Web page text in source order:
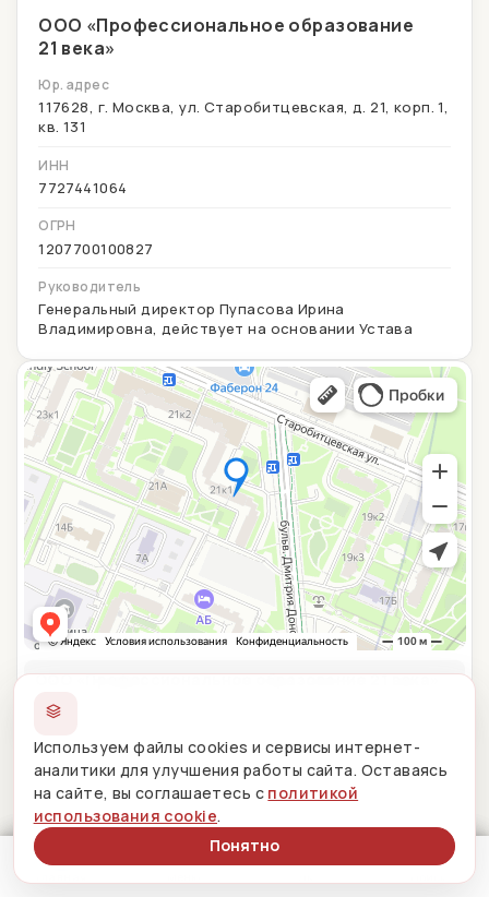
ООО «Профессиональное образование
21 века»
Юр. адрес
117628, г. Москва, ул. Старобитцевская, д. 21, корп. 1,
кв. 131
ИНН
7727441064
ОГРН
1207700100827
Руководитель
Генеральный директор Пупасова Ирина
Владимировна, действует на основании Устава
ООО «Профессиональное образование 21 века»
117628, г. Москва, ул. Старобитцевская, д. 21, корп. 1,
кв. 131
Меню
Личный кабинет
Поиск
Используем файлы cookies и сервисы интернет-
аналитики для улучшения работы сайта. Оставаясь
на сайте, вы соглашаетесь с политикой
использования cookie.
Понятно